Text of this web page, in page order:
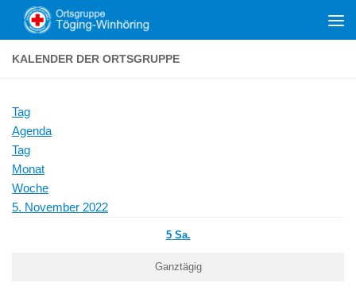
Zum Inhalt springen
KALENDER DER ORTSGRUPPE
Tag
Agenda
Tag
Monat
Woche
5. November 2022
5 Sa.
Ganztägig